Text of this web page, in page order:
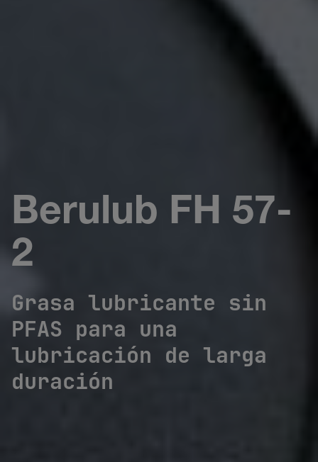
Berulub FH 57-
2
Grasa lubricante sin
PFAS para una
lubricación de larga
duración